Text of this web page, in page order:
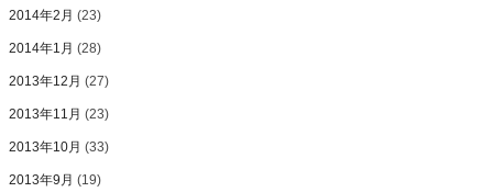
2014年2月 (23)
2014年1月 (28)
2013年12月 (27)
2013年11月 (23)
2013年10月 (33)
2013年9月 (19)